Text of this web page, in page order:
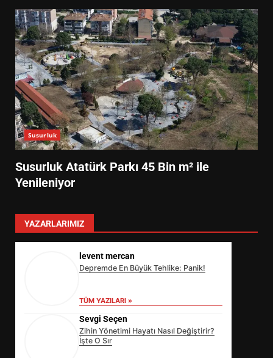
Susurluk
Susurluk Atatürk Parkı 45 Bin m² ile
Yenileniyor
YAZARLARIMIZ
levent mercan
Depremde En Büyük Tehlike: Panik!
TÜM YAZILARI »
Sevgi Seçen
Zihin Yönetimi Hayatı Nasıl Değiştirir?
İşte O Sır